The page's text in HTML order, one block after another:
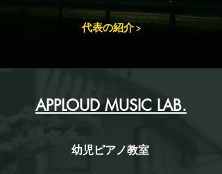
​APPLOUD MUSIC LAB.
幼児ピアノ教室
代表の紹介 >